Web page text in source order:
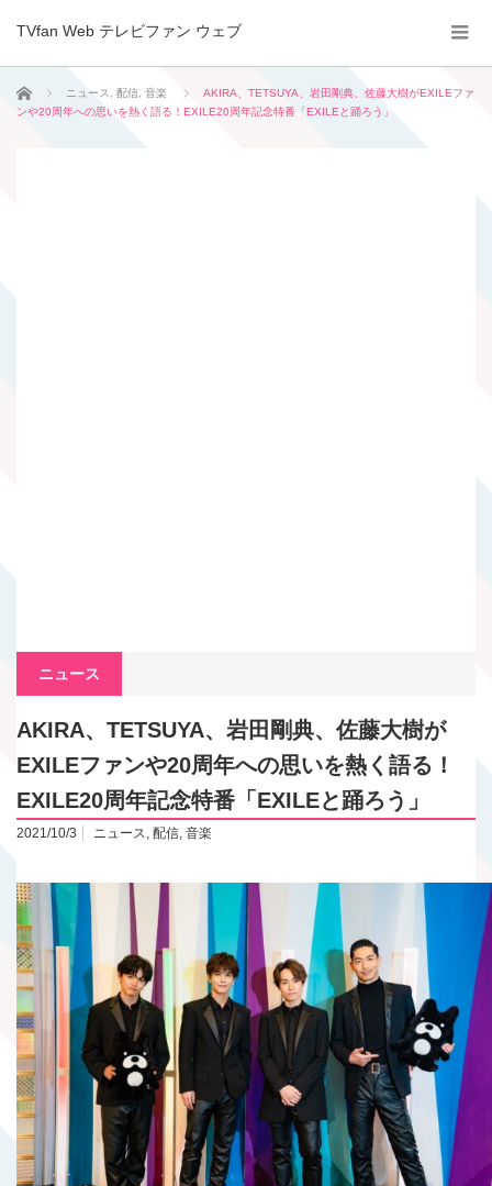
TVfan Web テレビファン ウェブ
ホーム ニュース 配信 音楽
AKIRA、TETSUYA、岩田剛典、佐藤大樹がEXILEファ
ンや20周年への思いを熱く語る！EXILE20周年記念特番「EXILEと踊ろう」
ニュース
AKIRA、TETSUYA、岩田剛典、佐藤大樹が
EXILEファンや20周年への思いを熱く語る！
EXILE20周年記念特番「EXILEと踊ろう」
2021/10/3 ニュース, 配信, 音楽